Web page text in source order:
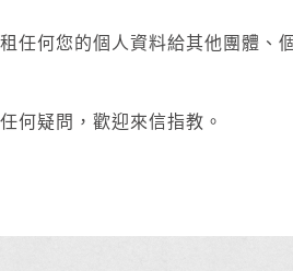
任何您的個人資料給其他團體、
何疑問，歡迎來信指教。